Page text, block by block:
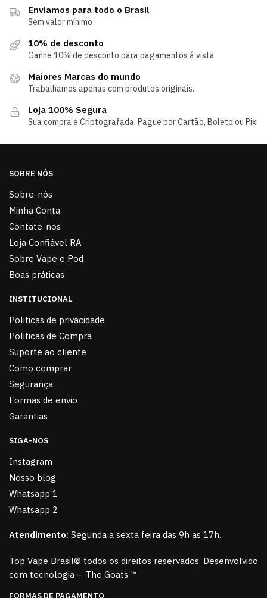
Enviamos para todo o Brasil
Sem valor mínimo
10% de desconto
Ganhe 10% de desconto para pagamentos á vista
Maiores Marcas do mundo
Trabalhamos apenas com produtos originais.
Loja 100% Segura
Sua compra é Criptografada. Pague por Cartão, Boleto ou Pix.
SOBRE NÓS
Sobre-nós
Minha Conta
Contate-nos
Loja Confiável RA
Sobre Vape e Pod
Boas práticas
INSTITUCIONAL
Politicas de privacidade
Politicas de Compra
Suporte ao cliente
Como comprar
Segurança
Formas de envio
Garantias
SIGA-NOS
Instagram
Nosso blog
Whatsapp 1
Whatsapp 2
Atendimento: Segunda a sexta feira das 9h as 17h.
Top Vape Brasil© todos os direitos reservados, Desenvolvido
com tecnologia – The Goats ™
FORMAS DE PAGAMENTO